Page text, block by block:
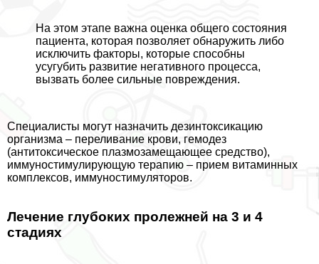
На этом этапе важна оценка общего состояния
пациента, которая позволяет обнаружить либо
исключить факторы, которые способны
усугубить развитие негативного процесса,
вызвать более сильные повреждения.
Специалисты могут назначить дезинтоксикацию
организма – переливание крови, гемодез
(антитоксическое плазмозамещающее средство),
иммуностимулирующую терапию – прием витаминных
комплексов, иммуностимуляторов.
Лечение глубоких пролежней на 3 и 4
стадиях